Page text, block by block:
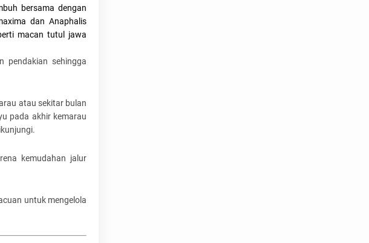
bersama dengan
dan Anaphalis
macan tutul jawa
pendakian sehingga
atau sekitar bulan
pada akhir kemarau
kemudahan jalur
untuk mengelola